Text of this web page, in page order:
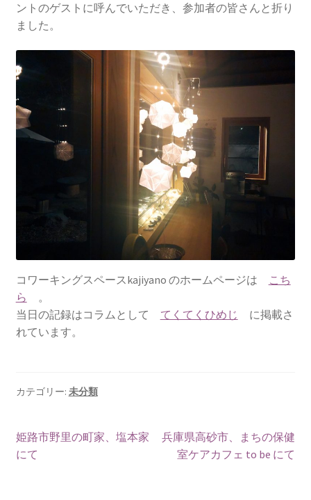
ントのゲストに呼んでいただき、参加者の皆さんと折り
ました。
コワーキングスペースkajiyano のホームページは
こち
ら 。
当日の記録はコラムとして てくてくひめじ に掲載さ
れています。
カテゴリー: 未分類
投
稿
過
去
姫路市野里の町家、塩本家
にて
次
兵庫県高砂市、まちの保健
室ケアカフェ to be にて